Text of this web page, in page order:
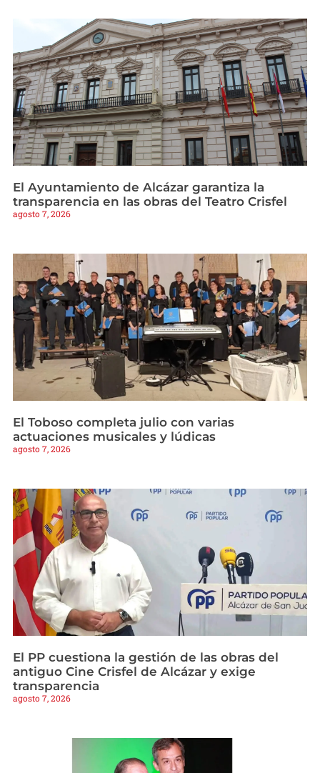
El Ayuntamiento de Alcázar garantiza la
transparencia en las obras del Teatro Crisfel
agosto 7, 2026
El Toboso completa julio con varias
actuaciones musicales y lúdicas
agosto 7, 2026
El PP cuestiona la gestión de las obras del
antiguo Cine Crisfel de Alcázar y exige
transparencia
agosto 7, 2026